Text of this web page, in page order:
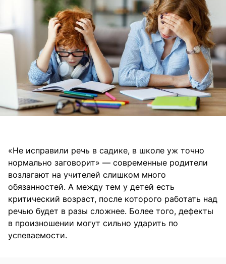
«Не исправили речь в садике, в школе уж точно
нормально заговорит» — современные родители
возлагают на учителей слишком много
обязанностей. А между тем у детей есть
критический возраст, после которого работать над
речью будет в разы сложнее. Более того, дефекты
в произношении могут сильно ударить по
успеваемости.